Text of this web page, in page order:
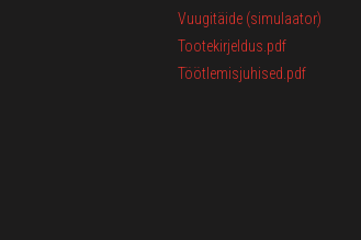
Vuugitäide (simulaator)
Tootekirjeldus.pdf
Töötlemisjuhised.pdf